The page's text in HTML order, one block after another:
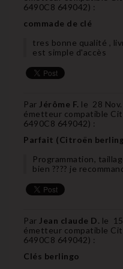
6490C8 649042) :
commade de clé
tres bonne qualité ,
est simple d'accès
Par Jérôme F. le 28
émetteur compatible
6490C8 649042) :
Parfait (Citroën
Programmation,
bien ???? je
Par Jean claude D. le
émetteur compatible
6490C8 649042) :
Clés berlingo